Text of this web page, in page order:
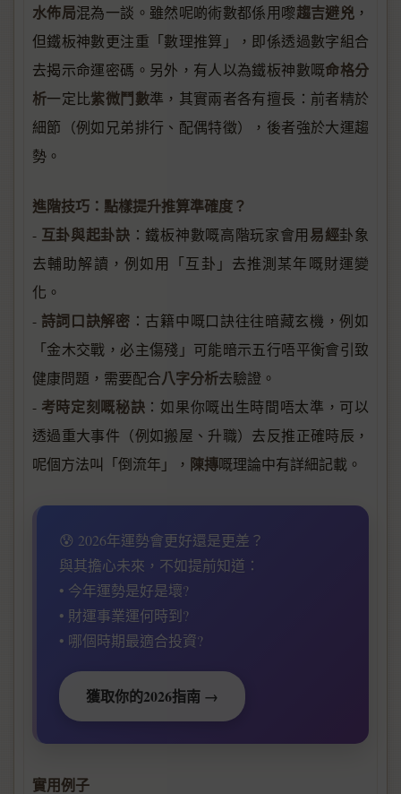
水佈局混為一談。雖然呢啲術數都係用嚟趨吉避兇 ，
但鐵板神數更注重「數理推算」，即係透過數字組合
去揭示命運密碼。另外，有人以為鐵板神數嘅命格分
析一定比紫微鬥數準，其實兩者各有擅長：前者精於
細節（例如兄弟排行、配偶特徵），後者強於大運趨
勢。
進階技巧：點樣提升推算準確度？
- 互卦與起卦訣 ：鐵板神數嘅高階玩家會用易經卦象
去輔助解讀，例如用「互卦」去推測某年嘅財運變
化。
- 詩詞口訣解密 ：古籍中嘅口訣往往暗藏玄機，例如
「金木交戰，必主傷殘」可能暗示五行唔平衡會引致
健康問題，需要配合八字分析去驗證。
- 考時定刻嘅秘訣 ：如果你嘅出生時間唔太準，可以
透過重大事件（例如搬屋、升職）去反推正確時辰，
呢個方法叫「倒流年」， 陳摶嘅理論中有詳細記載。
😰 2026年運勢會更好還是更差？
與其擔心未來，不如提前知道：
• 今年運勢是好是壞?
• 財運事業運何時到?
• 哪個時期最適合投資?
獲取你的2026指南 →
實用例子